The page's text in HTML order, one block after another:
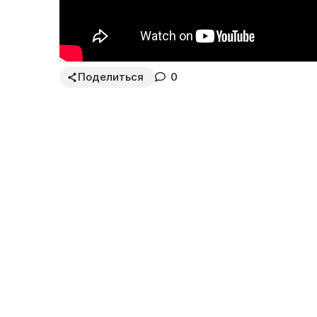
Поделиться 0